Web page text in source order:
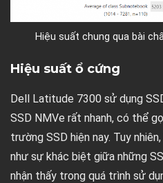
Hiệu suất chung qua bài
Hiệu suất ổ cứng
Dell Latitude 7300 sử dụng
SSD NMVe rất nhanh, có thể
trường SSD hiện nay. Tuy
như sự khác biệt giữa những
nhận thấy trong quá trình sử